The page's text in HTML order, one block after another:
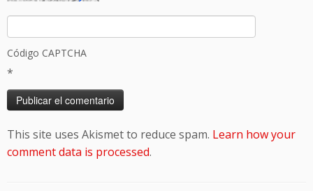
Código CAPTCHA
*
This site uses Akismet to reduce spam. Learn how your
comment data is processed.